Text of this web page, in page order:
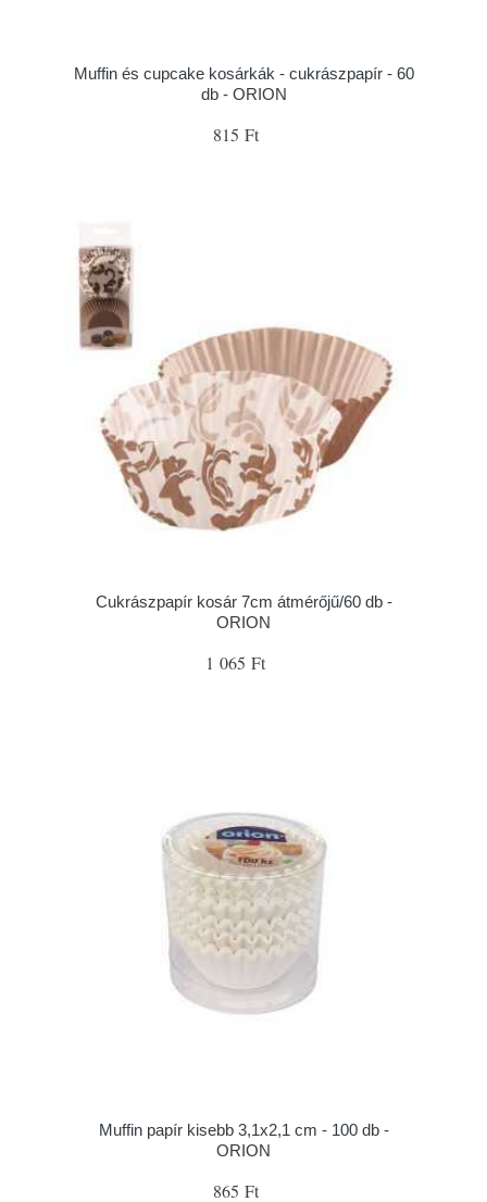
Muffin és cupcake kosárkák - cukrászpapír - 60
db - ORION
815 Ft
Cukrászpapír kosár 7cm átmérőjű/60 db -
ORION
1 065 Ft
Muffin papír kisebb 3,1x2,1 cm - 100 db -
ORION
865 Ft